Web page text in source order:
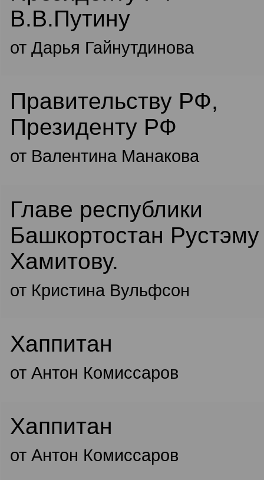
В.В.Путину
от Дарья Гайнутдинова
Правительству РФ,
Президенту РФ
от Валентина Манакова
Главе республики
Башкортостан Рустэму
Хамитову.
от Кристина Вульфсон
Хаппитан
от Антон Комиссаров
Хаппитан
от Антон Комиссаров